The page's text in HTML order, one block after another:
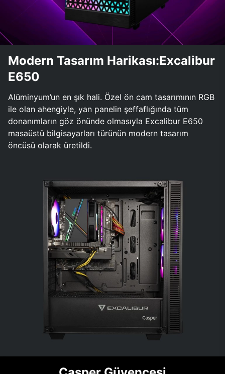
Modern Tasarım Harikası:Excalibur
E650
Alüminyum’un en şık hali. Özel ön cam tasarımının RGB
ile olan ahengiyle, yan panelin şeffaflığında tüm
donanımların göz önünde olmasıyla Excalibur E650
masaüstü bilgisayarları türünün modern tasarım
öncüsü olarak üretildi.